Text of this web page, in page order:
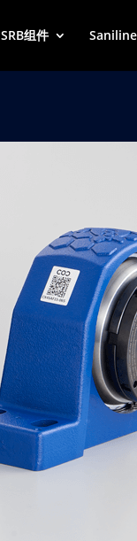
SRB组件 Saniline